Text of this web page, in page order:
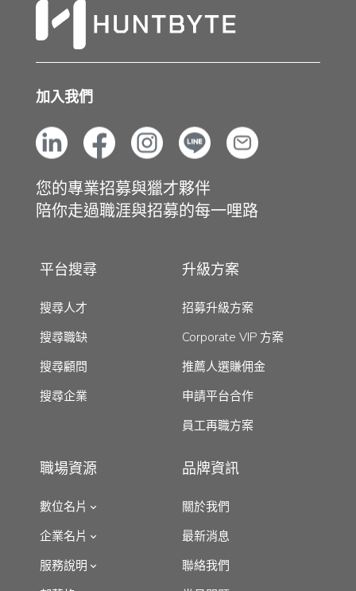
加入我們
您的專業招募與獵才夥伴
陪你走過職涯與招募的每一哩路
平台搜尋
搜尋人才
搜尋職缺
搜尋顧問
搜尋企業
升級方案
招募升級方案
Corporate VIP 方案
推薦人選賺佣金
申請平台合作
員工再職方案
職場資源
數位名片
企業名片
服務說明
品牌資訊
關於我們
最新消息
聯絡我們